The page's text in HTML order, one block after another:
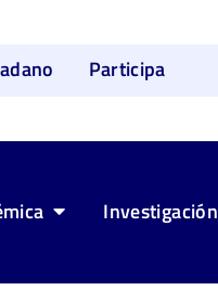
Participa
Investigación